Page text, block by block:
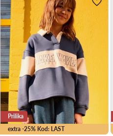
extra -25% Kod: LAST
Prilika